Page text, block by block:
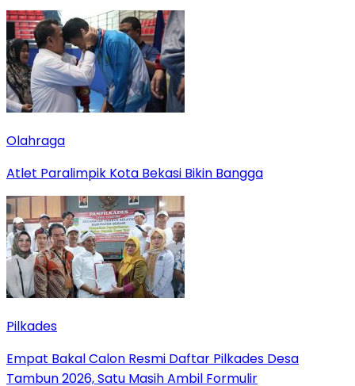
Olahraga
Atlet Paralimpik Kota Bekasi Bikin Bangga
Pilkades
Empat Bakal Calon Resmi Daftar Pilkades Desa
Tambun 2026, Satu Masih Ambil Formulir